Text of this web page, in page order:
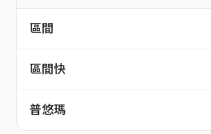
區間
區間快
普悠瑪